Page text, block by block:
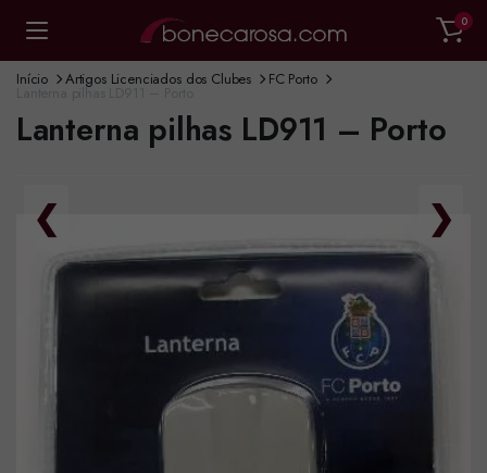
0
Início Artigos Licenciados dos Clubes FC Porto
Lanterna pilhas LD911 – Porto
Lanterna pilhas LD911 – Porto
❮ ❯